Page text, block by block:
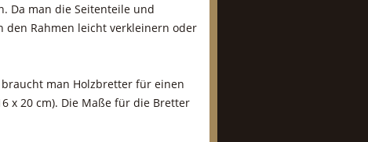
Da man die Seitenteile und
Rahmen leicht verkleinern oder
man Holzbretter für einen
x 20 cm). Die Maße für die Bretter